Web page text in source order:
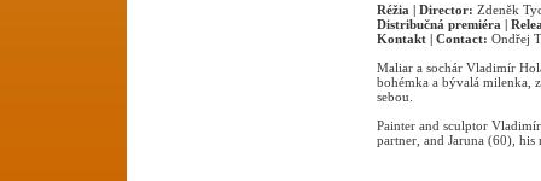
Réžia | Director: Zdeněk
Distribučná premiéra |
Kontakt | Contact: Ondřej
Maliar a sochár Vladimír
bohémka a bývalá milenka,
sebou.
Painter and sculptor
partner, and Jaruna (60),